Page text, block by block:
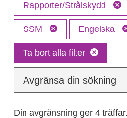
Rapporter/Strålskydd
SSM Engelska
Ta bort alla filter
Avgränsa din sökning
Din avgränsning ger 4 träffar.